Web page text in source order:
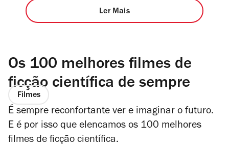
Ler Mais
Os 100 melhores filmes de
ficção científica de sempre
Filmes
É sempre reconfortante ver e imaginar o futuro.
E é por isso que elencamos os 100 melhores
filmes de ficção científica.